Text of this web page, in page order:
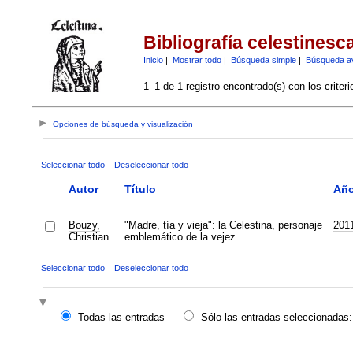
Bibliografía
Inicio| Mostrar todo| Búsqueda simple| Búsqueda
1–1 de 1 registro encontrado(s) con los
Opciones de búsqueda y visualización
Seleccionar todo Deseleccionar todo
Autor Título
Bouzy,
Christian
"Madre, tía y vieja": la Celestina, personaje
emblemático de la vejez
2011
Seleccionar todo Deseleccionar todo
Todas las entradas
Sólo las entradas seleccionadas: